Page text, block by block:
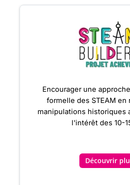
Encourager une
formelle des STEAM en
manipulations historiques
l'intérêt des 10-
Découvrir